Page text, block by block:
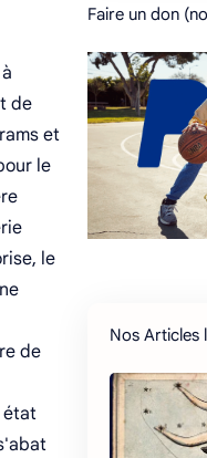
de
et
le
le
de
état
Faire un don
Nos Articles